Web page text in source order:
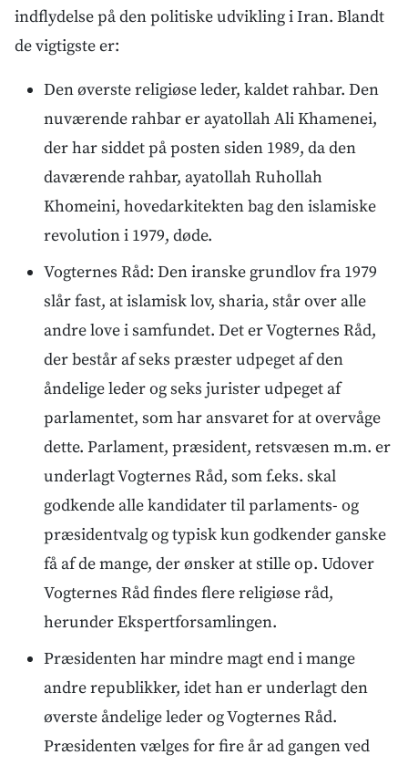
indflydelse på den politiske udvikling i Iran. Blandt
de vigtigste er:
Den øverste religiøse leder, kaldet rahbar. Den
nuværende rahbar er ayatollah Ali Khamenei,
der har siddet på posten siden 1989, da den
daværende rahbar, ayatollah Ruhollah
Khomeini, hovedarkitekten bag den islamiske
revolution i 1979, døde.
Vogternes Råd: Den iranske grundlov fra 1979
slår fast, at islamisk lov, sharia, står over alle
andre love i samfundet. Det er Vogternes Råd,
der består af seks præster udpeget af den
åndelige leder og seks jurister udpeget af
parlamentet, som har ansvaret for at overvåge
dette. Parlament, præsident, retsvæsen m.m. er
underlagt Vogternes Råd, som f.eks. skal
godkende alle kandidater til parlaments- og
præsidentvalg og typisk kun godkender ganske
få af de mange, der ønsker at stille op. Udover
Vogternes Råd findes flere religiøse råd,
herunder Ekspertforsamlingen.
Præsidenten har mindre magt end i mange
andre republikker, idet han er underlagt den
øverste åndelige leder og Vogternes Råd.
Præsidenten vælges for fire år ad gangen ved